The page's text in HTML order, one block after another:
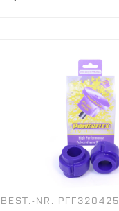
BEST.-NR. PFF320425